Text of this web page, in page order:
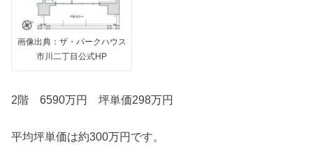
画像出典：ザ・パークハウス
市川二丁目公式HP
2階 6590万円 坪単価298万円
平均坪単価は約300万円です。